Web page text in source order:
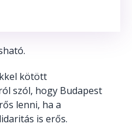
kötött
szól, hogy Budapest
lenni, ha a
is erős.